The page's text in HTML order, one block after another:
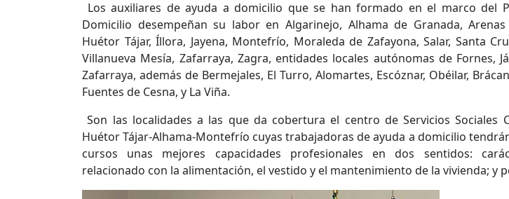
Los auxiliares de ayuda a domicilio que se han formado en el marco del
Domicilio desempeñan su labor en Algarinejo, Alhama de Granada, Arenas
Huétor Tájar, Íllora, Jayena, Montefrío, Moraleda de Zafayona, Salar, Santa
Villanueva Mesía, Zafarraya, Zagra, entidades locales autónomas de Fornes,
Zafarraya, además de Bermejales, El Turro, Alomartes, Escóznar, Obéilar,
Fuentes de Cesna, y La Viña.
Son las localidades a las que da cobertura el centro de Servicios Sociales
Huétor Tájar-Alhama-Montefrío cuyas trabajadoras de ayuda a domicilio
cursos unas mejores capacidades profesionales en dos sentidos:
relacionado con la alimentación, el vestido y el mantenimiento de la vivienda; y